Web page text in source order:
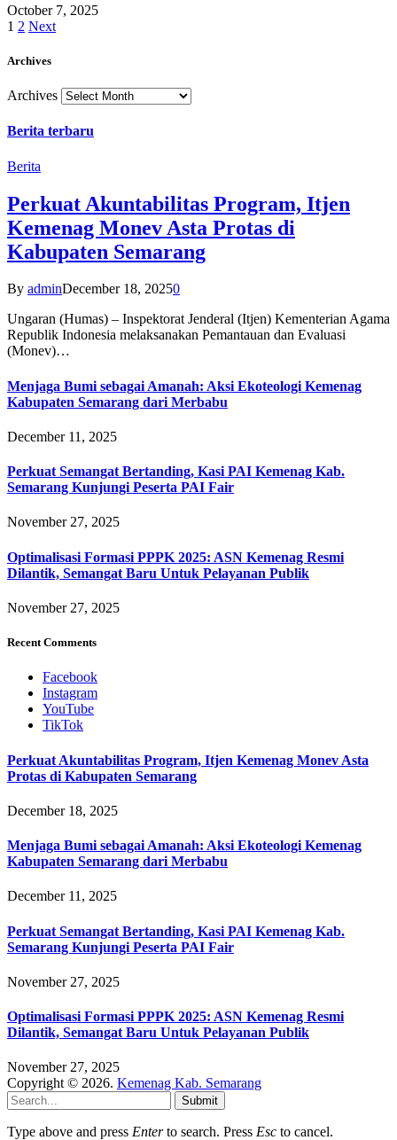
October 7, 2025
1 2 Next
Archives
Archives
Berita terbaru
Berita
Perkuat Akuntabilitas Program, Itjen
Kemenag Monev Asta Protas di
Kabupaten Semarang
By adminDecember 18, 20250
Ungaran (Humas) – Inspektorat Jenderal (Itjen) Kementerian Agama
Republik Indonesia melaksanakan Pemantauan dan Evaluasi
(Monev)…
Menjaga Bumi sebagai Amanah: Aksi Ekoteologi Kemenag
Kabupaten Semarang dari Merbabu
December 11, 2025
Perkuat Semangat Bertanding, Kasi PAI Kemenag Kab.
Semarang Kunjungi Peserta PAI Fair
November 27, 2025
Optimalisasi Formasi PPPK 2025: ASN Kemenag Resmi
Dilantik, Semangat Baru Untuk Pelayanan Publik
November 27, 2025
Recent Comments
Facebook
Instagram
YouTube
TikTok
Perkuat Akuntabilitas Program, Itjen Kemenag Monev Asta
Protas di Kabupaten Semarang
December 18, 2025
Menjaga Bumi sebagai Amanah: Aksi Ekoteologi Kemenag
Kabupaten Semarang dari Merbabu
December 11, 2025
Perkuat Semangat Bertanding, Kasi PAI Kemenag Kab.
Semarang Kunjungi Peserta PAI Fair
November 27, 2025
Optimalisasi Formasi PPPK 2025: ASN Kemenag Resmi
Dilantik, Semangat Baru Untuk Pelayanan Publik
November 27, 2025
Copyright © 2026. Kemenag Kab. Semarang
Submit
Type above and press Enterto search. Press Esc to cancel.